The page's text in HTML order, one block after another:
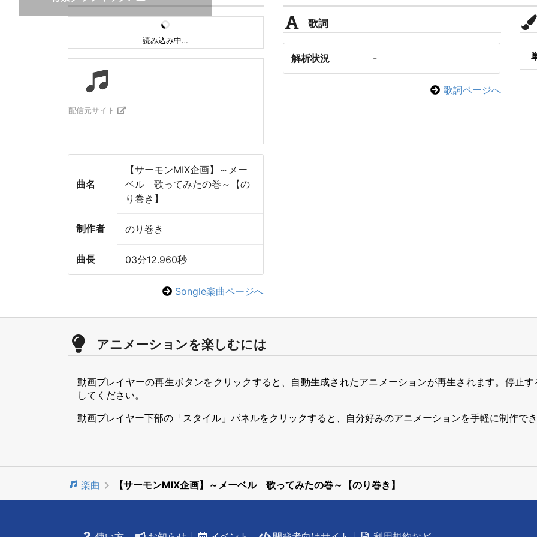
読み込み中…
配信元サイト
曲名
【サーモンMIX企画】～メー
ベル 歌ってみたの巻～【の
り巻き】
制作者 のり巻き
曲長 03分12.960秒
Songle楽曲ページへ
歌詞
解析状況 -
歌詞ページへ
アニメーションを楽しむには
動画プレイヤーの再生ボタンをクリックすると、自動生成されたアニメーションが再生されます。停止
してください。
動画プレイヤー下部の「スタイル」パネルをクリックすると、自分好みのアニメーションを手軽に制作でき
楽曲 【サーモンMIX企画】～メーベル 歌ってみたの巻～【のり巻き】